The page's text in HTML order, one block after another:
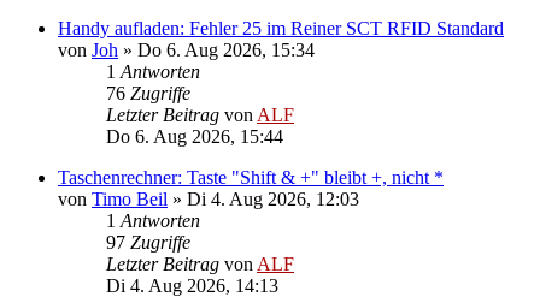
Handy aufladen: Fehler 25 im Reiner SCT RFID Standard
von Joh » Do 6. Aug 2026, 15:34
1 Antworten
76 Zugriffe
Letzter Beitrag von ALF
Do 6. Aug 2026, 15:44
Taschenrechner: Taste "Shift & +" bleibt +, nicht *
von Timo Beil » Di 4. Aug 2026, 12:03
1 Antworten
97 Zugriffe
Letzter Beitrag von ALF
Di 4. Aug 2026, 14:13